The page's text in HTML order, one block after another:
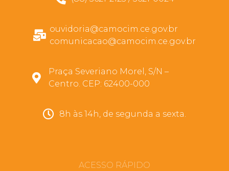
ouvidoria@camocim.ce.gov.br
comunicacao@camocim.ce.gov.br
Praça Severiano Morel, S/N –
Centro. CEP: 62400-000
8h às 14h, de segunda a sexta.
ACESSO RÁPIDO